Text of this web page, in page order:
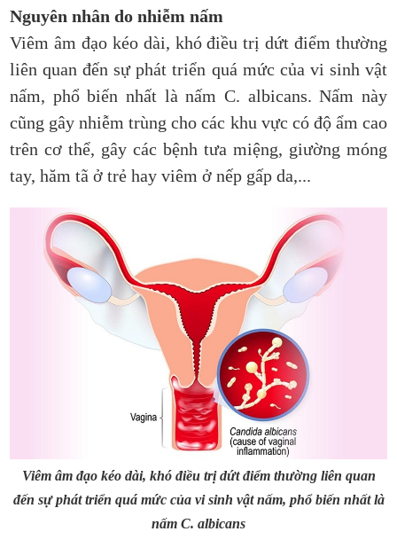
Nguyên nhân do nhiễm nấm
Viêm âm đạo kéo dài, khó điều trị dứt điểm thường
liên quan đến sự phát triển quá mức của vi sinh vật
nấm, phổ biến nhất là nấm C. albicans. Nấm này
cũng gây nhiễm trùng cho các khu vực có độ ẩm cao
trên cơ thể, gây các bệnh tưa miệng, giường móng
tay, hăm tã ở trẻ hay viêm ở nếp gấp da,...
Viêm âm đạo kéo dài, khó điều trị dứt điểm thường liên quan
đến sự phát triển quá mức của vi sinh vật nấm, phổ biến nhất là
nấm C. albicans